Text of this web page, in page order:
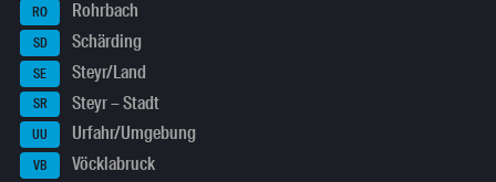
RO Rohrbach
SD Schärding
SE Steyr/Land
SR Steyr – Stadt
UU Urfahr/Umgebung
VB Vöcklabruck